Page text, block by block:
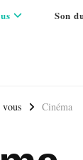
Son
Cinéma